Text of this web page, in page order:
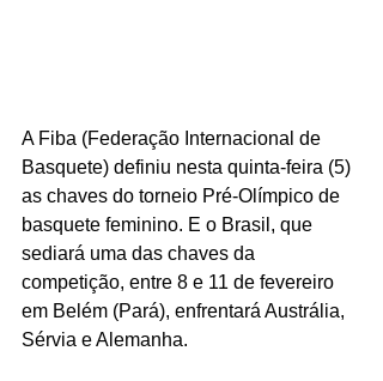
A Fiba (Federação Internacional de
Basquete) definiu nesta quinta-feira (5)
as chaves do torneio Pré-Olímpico de
basquete feminino. E o Brasil, que
sediará uma das chaves da
competição, entre 8 e 11 de fevereiro
em Belém (Pará), enfrentará Austrália,
Sérvia e Alemanha.